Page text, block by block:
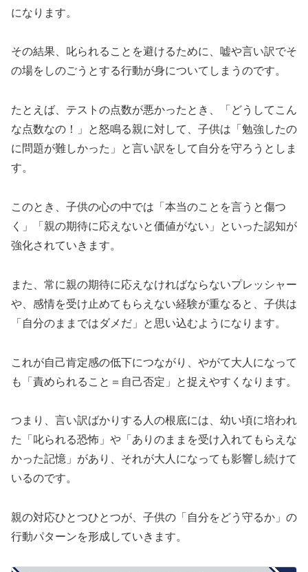
になります。
その結果、叱られることを避けるために、嘘や言い訳でそ
の場をしのごうとする行動が身についてしまうのです。
たとえば、テストの点数が悪かったとき、「どうしてこん
な点数なの！」と怒鳴る親に対して、子供は「勉強したの
に問題が難しかった」と言い訳をして自分を守ろうとしま
す。
このとき、子供の心の中では「本当のことを言うと傷つ
く」「親の期待に応えないと価値がない」といった認知が
強化されていきます。
また、常に親の期待に応えなければならないプレッシャー
や、感情を受け止めてもらえない経験が重なると、子供は
「自分のままではダメだ」と思い込むようになります。
これが自己肯定感の低下につながり、やがて大人になって
も「責められること＝自己否定」と捉えやすくなります。
つまり、言い訳ばかりする人の根底には、幼い頃に培われ
た「叱られる恐怖」や「ありのままを受け入れてもらえな
かった記憶」があり、それが大人になっても影響し続けて
いるのです。
親の対応ひとつひとつが、子供の「自分をどう守るか」の
行動パターンを形成していきます。